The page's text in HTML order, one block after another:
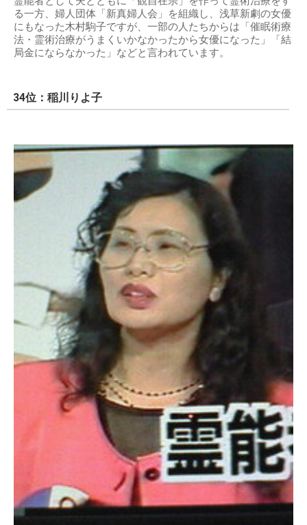
る一方、婦人団体「新真婦人会」を組織し、浅草新劇の女優
にもなった木村駒子ですが、一部の人たちからは「催眠術療
法・霊術治療がうまくいかなかったから女優になった」「結
局金にならなかった」などと言われています。
34位：稲川りよ子